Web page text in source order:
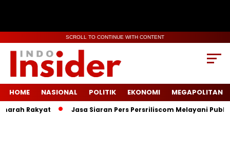
SCROLL TO CONTINUE WITH CONTENT
HOME NASIONAL POLITIK EKONOMI MEGAPOLITAN
Jasa Siaran Pers Persriliscom Melayani Publikasi